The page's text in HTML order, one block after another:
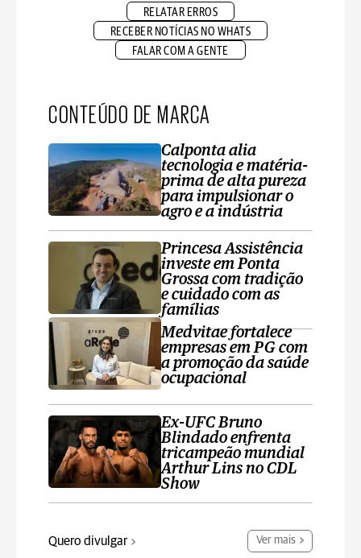
RELATAR ERROS
RECEBER NOTÍCIAS NO WHATS
FALAR COM A GENTE
CONTEÚDO DE MARCA
Calponta alia
tecnologia e matéria-
prima de alta pureza
para impulsionar o
agro e a indústria
Princesa Assistência
investe em Ponta
Grossa com tradição
e cuidado com as
famílias
Medvitae fortalece
empresas em PG com
a promoção da saúde
ocupacional
Ex-UFC Bruno
Blindado enfrenta
tricampeão mundial
Arthur Lins no CDL
Show
Quero divulgar Ver mais